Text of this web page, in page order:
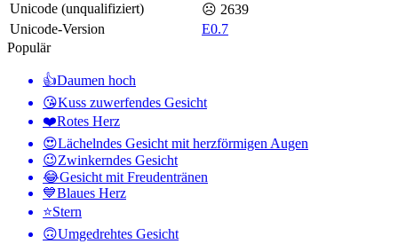
Unicode (unqualifiziert)
☹ 2639
Unicode-Version
E0.7
Populär
👍Daumen hoch
😘Kuss zuwerfendes Gesicht
❤️Rotes Herz
😍Lächelndes Gesicht mit herzförmigen Augen
😉Zwinkerndes Gesicht
😂Gesicht mit Freudentränen
💙Blaues Herz
⭐Stern
🙃Umgedrehtes Gesicht